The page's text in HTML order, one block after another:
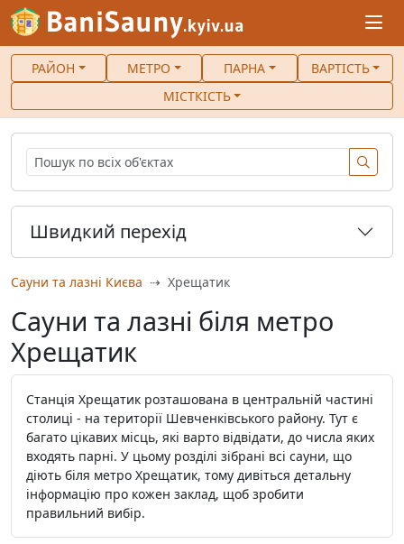
РАЙОН МЕТРО ПАРНА
ВАРТІСТЬ
МІСТКІСТЬ
Сауни та лазні Києва Хрещатик
Сауни та лазні біля метро
Хрещатик
Станція Хрещатик розташована в центральній частині
столиці - на території Шевченківського району. Тут є
багато цікавих місць, які варто відвідати, до числа яких
входять парні. У цьому розділі зібрані всі сауни, що
діють біля метро Хрещатик, тому дивіться детальну
інформацію про кожен заклад, щоб зробити
правильний вибір.
Швидкий перехід